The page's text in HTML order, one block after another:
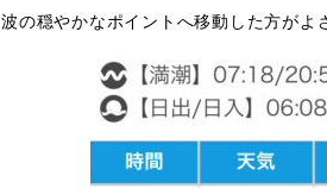
波の穏やかなポイントへ移動した方がよ